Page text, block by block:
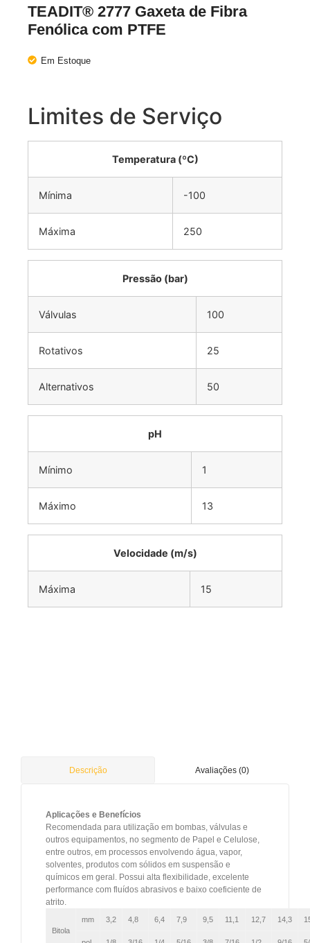
TEADIT® 2777 Gaxeta de Fibra
Fenólica com PTFE
Em Estoque
Limites de Serviço
Temperatura (ºC)
Mínima -100
Máxima 250
Pressão (bar)
Válvulas 100
Rotativos 25
Alternativos 50
pH
Mínimo 1
Máximo 13
Velocidade (m/s)
Máxima 15
Descrição Avaliações (0)
Aplicações e Benefícios
Recomendada para utilização em bombas, válvulas e
outros equipamentos, no segmento de Papel e Celulose,
entre outros, em processos envolvendo água, vapor,
solventes, produtos com sólidos em suspensão e
químicos em geral. Possui alta flexibilidade, excelente
performance com fluídos abrasivos e baixo coeficiente de
atrito.
Bitola
mm 3,2 4,8 6,4 7,9 9,5 11,1 12,7 14,3